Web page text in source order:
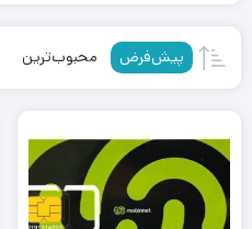
پیش‌فرض محبوب‌ترین